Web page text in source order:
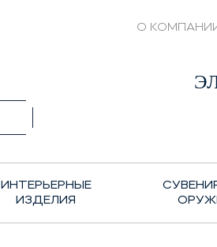
О
+7(495)1428208
ИНТЕРЬЕРНЫЕ
ИЗДЕЛИЯ